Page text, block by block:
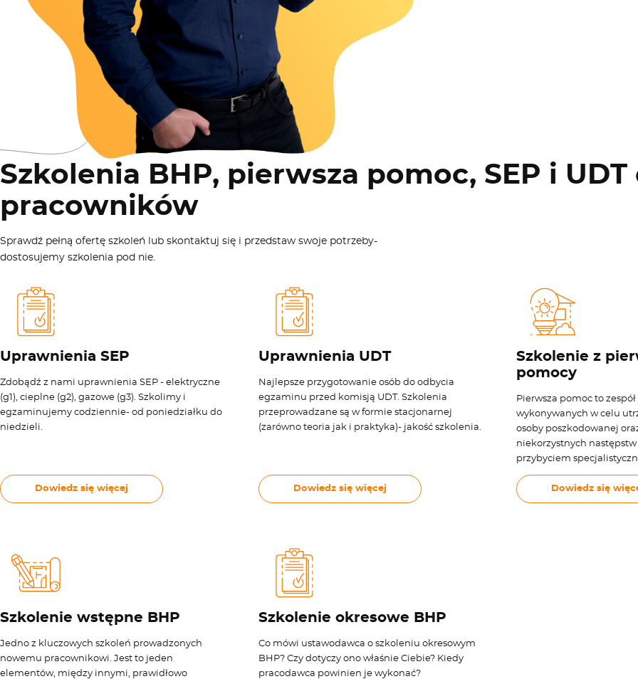
Szkolenia BHP, pierwsza pomoc, SEP i UDT
pracowników
Sprawdź pełną ofertę szkoleń lub skontaktuj się i przedstaw swoje potrzeby-
dostosujemy szkolenia pod nie.
Uprawnienia SEP
Zdobądź z nami uprawnienia SEP - elektryczne
(g1), cieplne (g2), gazowe (g3). Szkolimy i
egzaminujemy codziennie- od poniedziałku do
niedzieli.
Dowiedz się więcej
Uprawnienia UDT
Najlepsze przygotowanie osób do odbycia
egzaminu przed komisją UDT. Szkolenia
przeprowadzane są w formie stacjonarnej
(zarówno teoria jak i praktyka)- jakość szkolenia.
Dowiedz się więcej
Szkolenie z
pomocy
Pierwsza pomoc to
wykonywanych w celu
osoby poszkodowanej
niekorzystnych
przybyciem
Dowiedz się
Szkolenie wstępne BHP
Jedno z kluczowych szkoleń prowadzonych
nowemu pracownikowi. Jest to jeden
elementów, między innymi, prawidłowo
Szkolenie okresowe BHP
Co mówi ustawodawca o szkoleniu okresowym
BHP? Czy dotyczy ono właśnie Ciebie? Kiedy
pracodawca powinien je wykonać?